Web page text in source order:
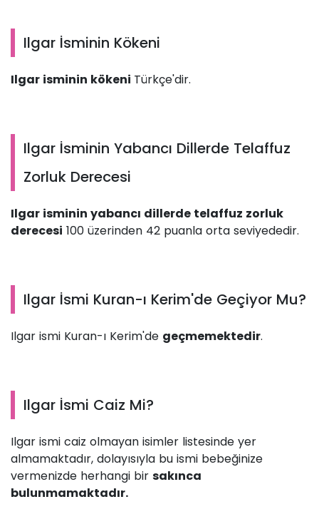
Ilgar İsminin Kökeni
Ilgar isminin kökeni Türkçe'dir.
Ilgar İsminin Yabancı Dillerde Telaffuz
Zorluk Derecesi
Ilgar isminin yabancı dillerde telaffuz zorluk
derecesi 100 üzerinden 42 puanla orta seviyededir.
Ilgar İsmi Kuran-ı Kerim'de Geçiyor Mu?
Ilgar ismi Kuran-ı Kerim'de geçmemektedir.
Ilgar İsmi Caiz Mi?
Ilgar ismi caiz olmayan isimler listesinde yer
almamaktadır, dolayısıyla bu ismi bebeğinize
vermenizde herhangi bir sakınca
bulunmamaktadır.